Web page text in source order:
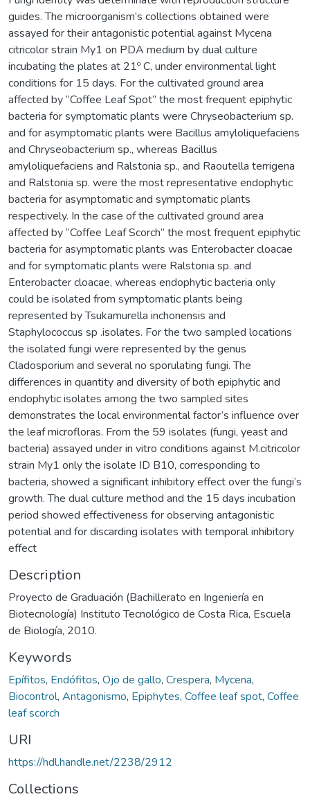
guides. The microorganism’s collections obtained were
assayed for their antagonistic potential against Mycena
citricolor strain My1 on PDA medium by dual culture
incubating the plates at 21º C, under environmental light
conditions for 15 days. For the cultivated ground area
affected by “Coffee Leaf Spot” the most frequent epiphytic
bacteria for symptomatic plants were Chryseobacterium sp.
and for asymptomatic plants were Bacillus amyloliquefaciens
and Chryseobacterium sp., whereas Bacillus
amyloliquefaciens and Ralstonia sp., and Raoutella terrigena
and Ralstonia sp. were the most representative endophytic
bacteria for asymptomatic and symptomatic plants
respectively. In the case of the cultivated ground area
affected by “Coffee Leaf Scorch” the most frequent epiphytic
bacteria for asymptomatic plants was Enterobacter cloacae
and for symptomatic plants were Ralstonia sp. and
Enterobacter cloacae, whereas endophytic bacteria only
could be isolated from symptomatic plants being
represented by Tsukamurella inchonensis and
Staphylococcus sp .isolates. For the two sampled locations
the isolated fungi were represented by the genus
Cladosporium and several no sporulating fungi. The
differences in quantity and diversity of both epiphytic and
endophytic isolates among the two sampled sites
demonstrates the local environmental factor’s influence over
the leaf microfloras. From the 59 isolates (fungi, yeast and
bacteria) assayed under in vitro conditions against M.citricolor
strain My1 only the isolate ID B10, corresponding to
bacteria, showed a significant inhibitory effect over the fungi’s
growth. The dual culture method and the 15 days incubation
period showed effectiveness for observing antagonistic
potential and for discarding isolates with temporal inhibitory
effect
Description
Proyecto de Graduación (Bachillerato en Ingeniería en
Biotecnología) Instituto Tecnológico de Costa Rica, Escuela
de Biología, 2010.
Keywords
Epífitos, Endófitos, Ojo de gallo, Crespera, Mycena,
Biocontrol, Antagonismo, Epiphytes, Coffee leaf spot, Coffee
leaf scorch
URI
https://hdl.handle.net/2238/2912
Collections